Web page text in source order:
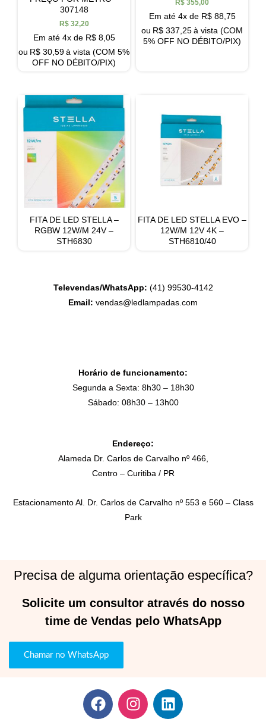
307148
R$32,20
Em até 4x de R$8,05
ou R$ 30,59à vista (COM 5%
OFF NO DÉBITO/PIX)
R$ 355,00
Em até 4x de R$88,75
ou R$ 337,25à vista (COM
5% OFF NO DÉBITO/PIX)
FITA DE LED STELLA –
RGBW 12W/M 24V –
STH6830
FITA DE LED STELLA EVO –
12W/M 12V 4K –
STH6810/40
Televendas/WhatsApp: (41) 99530-4142
Email: vendas@ledlampadas.com
Horário de funcionamento:
Segunda a Sexta: 8h30 – 18h30
Sábado: 08h30 – 13h00
Endereço:
Alameda Dr. Carlos de Carvalho nº 466,
Centro – Curitiba / PR
Estacionamento Al. Dr. Carlos de Carvalho nº 553 e 560 – Class
Park
Precisa de alguma orientação específica?
Solicite um consultor através do nosso
time de Vendas pelo WhatsApp
Chamar no WhatsApp